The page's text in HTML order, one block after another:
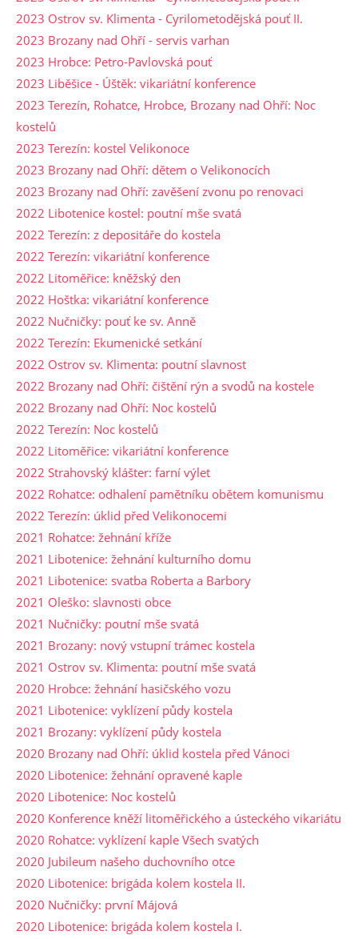
2023 Ostrov sv. Klimenta - Cyrilometodějská pouť II.
2023 Brozany nad Ohří - servis varhan
2023 Hrobce: Petro-Pavlovská pouť
2023 Liběšice - Úštěk: vikariátní konference
2023 Terezín, Rohatce, Hrobce, Brozany nad Ohří: Noc
kostelů
2023 Terezín: kostel Velikonoce
2023 Brozany nad Ohří: dětem o Velikonocích
2023 Brozany nad Ohří: zavěšení zvonu po renovaci
2022 Libotenice kostel: poutní mše svatá
2022 Terezín: z depositáře do kostela
2022 Terezín: vikariátní konference
2022 Litoměřice: kněžský den
2022 Hoštka: vikariátní konference
2022 Nučničky: pouť ke sv. Anně
2022 Terezín: Ekumenické setkání
2022 Ostrov sv. Klimenta: poutní slavnost
2022 Brozany nad Ohří: čištění rýn a svodů na kostele
2022 Brozany nad Ohří: Noc kostelů
2022 Terezín: Noc kostelů
2022 Litoměřice: vikariátní konference
2022 Strahovský klášter: farní výlet
2022 Rohatce: odhalení pamětníku obětem komunismu
2022 Terezín: úklid před Velikonocemi
2021 Rohatce: žehnání kříže
2021 Libotenice: žehnání kulturního domu
2021 Libotenice: svatba Roberta a Barbory
2021 Oleško: slavnosti obce
2021 Nučničky: poutní mše svatá
2021 Brozany: nový vstupní trámec kostela
2021 Ostrov sv. Klimenta: poutní mše svatá
2020 Hrobce: žehnání hasičského vozu
2021 Libotenice: vyklízení půdy kostela
2021 Brozany: vyklízení půdy kostela
2020 Brozany nad Ohří: úklid kostela před Vánoci
2020 Libotenice: žehnání opravené kaple
2020 Libotenice: Noc kostelů
2020 Konference kněží litoměřického a ústeckého vikariátu
2020 Rohatce: vyklízení kaple Všech svatých
2020 Jubileum našeho duchovního otce
2020 Libotenice: brigáda kolem kostela II.
2020 Nučničky: první Májová
2020 Libotenice: brigáda kolem kostela I.